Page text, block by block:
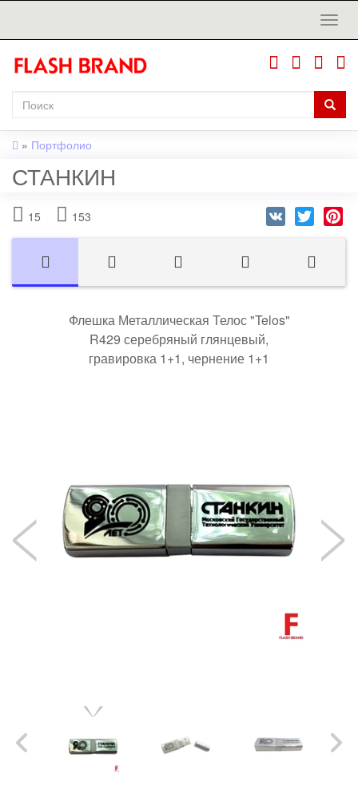
» Портфолио
СТАНКИН
15 153 VK Twitter
Флешка Металлическая Телос "Telos"
R429 серебряный глянцевый,
гравировка 1+1, чернение 1+1